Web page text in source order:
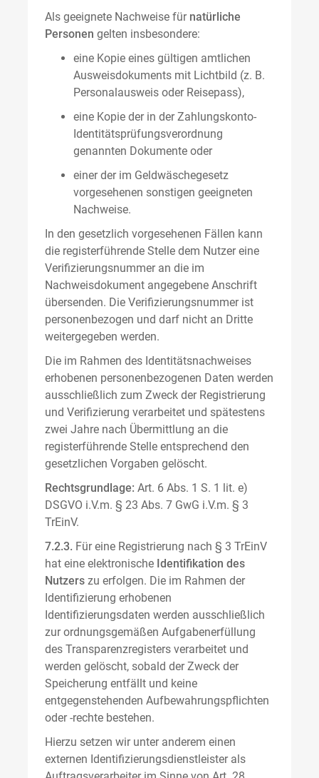
Als geeignete Nachweise für natürliche
Personen gelten insbesondere:
eine Kopie eines gültigen amtlichen
Ausweisdokuments mit Lichtbild (z. B.
Personalausweis oder Reisepass),
eine Kopie der in der Zahlungskonto-
Identitätsprüfungsverordnung
genannten Dokumente oder
einer der im Geldwäschegesetz
vorgesehenen sonstigen geeigneten
Nachweise.
In den gesetzlich vorgesehenen Fällen kann
die registerführende Stelle dem Nutzer eine
Verifizierungsnummer an die im
Nachweisdokument angegebene Anschrift
übersenden. Die Verifizierungsnummer ist
personenbezogen und darf nicht an Dritte
weitergegeben werden.
Die im Rahmen des Identitätsnachweises
erhobenen personenbezogenen Daten werden
ausschließlich zum Zweck der Registrierung
und Verifizierung verarbeitet und spätestens
zwei Jahre nach Übermittlung an die
registerführende Stelle entsprechend den
gesetzlichen Vorgaben gelöscht.
Rechtsgrundlage: Art. 6 Abs. 1 S. 1 lit. e)
DSGVO i.V.m. § 23 Abs. 7 GwG i.V.m. § 3
TrEinV.
7.2.3. Für eine Registrierung nach § 3 TrEinV
hat eine elektronische Identifikation des
Nutzers zu erfolgen. Die im Rahmen der
Identifizierung erhobenen
Identifizierungsdaten werden ausschließlich
zur ordnungsgemäßen Aufgabenerfüllung
des Transparenzregisters verarbeitet und
werden gelöscht, sobald der Zweck der
Speicherung entfällt und keine
entgegenstehenden Aufbewahrungspflichten
oder -rechte bestehen.
Hierzu setzen wir unter anderem einen
externen Identifizierungsdienstleister als